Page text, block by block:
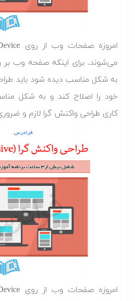
به شکل مناسب دیده شود باید
خود را اصلاح کند و به شکل
کاری طراحی واکنش گرا لازم و